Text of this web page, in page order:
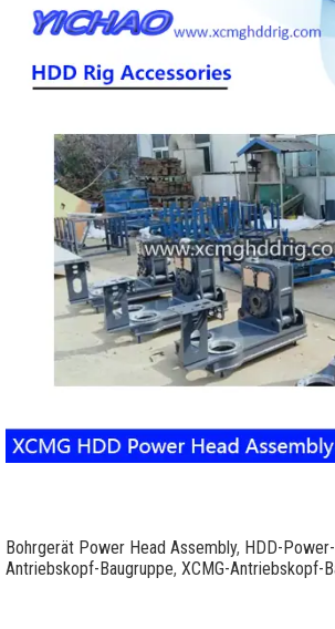
Bohrgerät Power Head Assembly, HDD-
Antriebskopf-Baugruppe, XCMG-Antriebskopf-